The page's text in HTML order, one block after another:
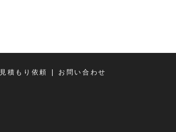
見積もり依頼 | お問い合わせ